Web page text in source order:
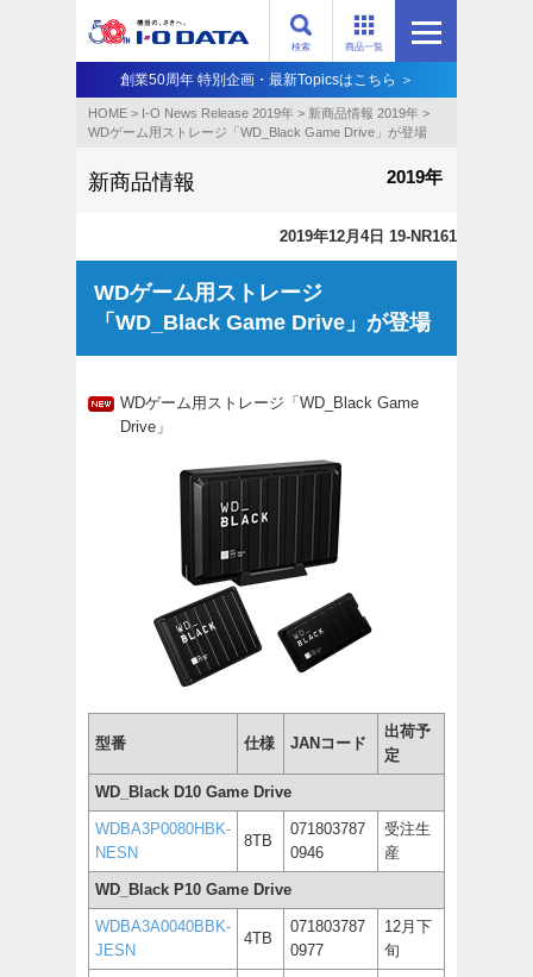
商品一覧
検索
創業50周年 特別企画・最新Topicsはこちら ＞
HOME > I-O News Release 2019年 > 新商品情報 2019年 >
WDゲーム用ストレージ「WD_Black Game Drive」が登場
新商品情報 2019年
2019年12月4日 19-NR161
WDゲーム用ストレージ
「WD_Black Game Drive」が登場
WDゲーム用ストレージ「WD_Black Game
Drive」
型番 仕様 JANコード
出荷予
定
WD_Black D10 Game Drive
WDBA3P0080HBK-
NESN
8TB
071803787
0946
受注生
産
WD_Black P10 Game Drive
WDBA3A0040BBK-
JESN
4TB
071803787
0977
12月下
旬